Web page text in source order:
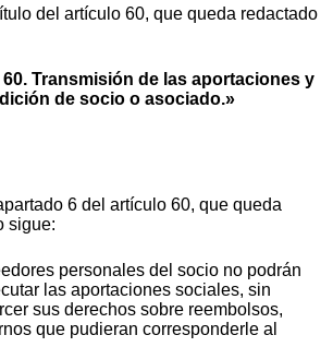
del artículo 60, que queda redactado
Transmisión de las aportaciones y
de socio o asociado.»
6 del artículo 60, que queda
sigue:
personales del socio no podrán
las aportaciones sociales, sin
sus derechos sobre reembolsos,
que pudieran corresponderle al